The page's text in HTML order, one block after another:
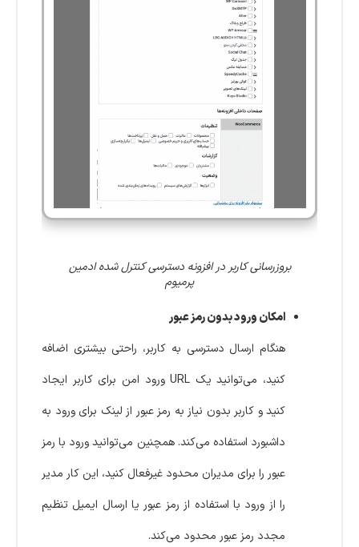
بروزرسانی کاربر در افزونه دسترسی کنترل شده ادمین
پرمیوم
امکان ورود بدون رمز عبور
هنگام ارسال دسترسی به کاربر، راحتی بیشتری اضافه
کنید، می‌توانید یک URL ورود امن برای کاربر ایجاد
کنید و کاربر بدون نیاز به رمز عبور از لینک برای ورود به
داشبورد استفاده می‌کند. همچنین می‌توانید ورود با رمز
عبور را برای مدیران محدود غیرفعال کنید، این کار مدیر
را از ورود با استفاده از رمز عبور یا ارسال ایمیل تنظیم
مجدد رمز عبور محدود می‌کند.